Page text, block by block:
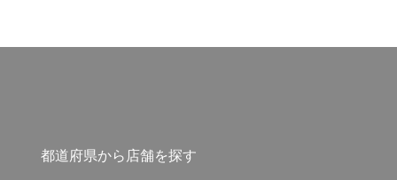
都道府県から店舗を探す